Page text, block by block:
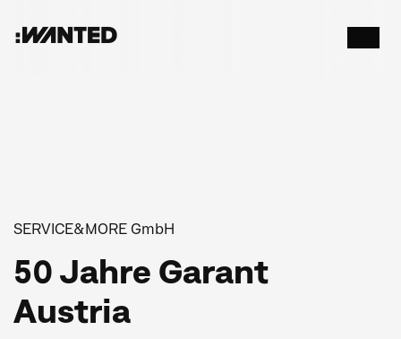
:WANTED
SERVICE&MORE GmbH
50 Jahre Garant
Austria